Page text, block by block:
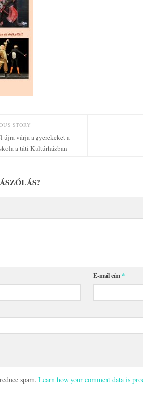
STORY
újra várja a gyerekeket a
a táti Kultúrházban
E-mail cím*
spam. Learn how your comment data is